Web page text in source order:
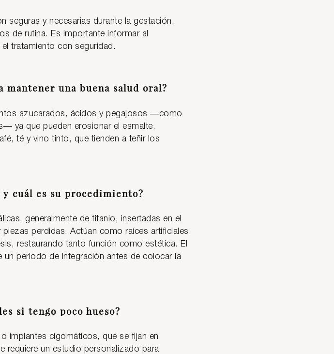
seguras y necesarias durante la gestación.
de rutina. Es importante informar al
tratamiento con seguridad.
una buena salud oral?
azucarados, ácidos y pegajosos —como
ya que pueden erosionar el esmalte.
té y vino tinto, que tienden a teñir los
cuál es su procedimiento?
generalmente de titanio, insertadas en el
perdidas. Actúan como raíces artificiales
restaurando tanto función como estética. El
un periodo de integración antes de colocar la
si tengo poco hueso?
implantes cigomáticos, que se fijan en
un estudio personalizado para